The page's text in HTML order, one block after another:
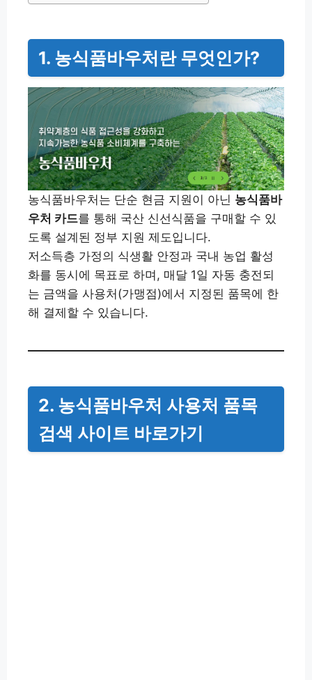
1. 농식품바우처란 무엇인가?
농식품바우처는 단순 현금 지원이 아닌 농식품바
우처 카드를 통해 국산 신선식품을 구매할 수 있
도록 설계된 정부 지원 제도입니다.
저소득층 가정의 식생활 안정과 국내 농업 활성
화를 동시에 목표로 하며, 매달 1일 자동 충전되
는 금액을 사용처(가맹점)에서 지정된 품목에 한
해 결제할 수 있습니다.
2. 농식품바우처 사용처 품목
검색 사이트 바로가기